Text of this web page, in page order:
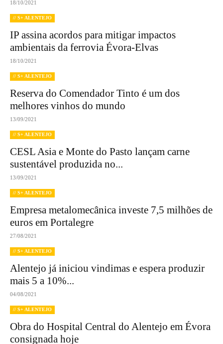
18/10/2021
// S+ ALENTEJO
IP assina acordos para mitigar impactos
ambientais da ferrovia Évora-Elvas
18/10/2021
// S+ ALENTEJO
Reserva do Comendador Tinto é um dos
melhores vinhos do mundo
13/09/2021
// S+ ALENTEJO
CESL Asia e Monte do Pasto lançam carne
sustentável produzida no...
13/09/2021
// S+ ALENTEJO
Empresa metalomecânica investe 7,5 milhões de
euros em Portalegre
27/08/2021
// S+ ALENTEJO
Alentejo já iniciou vindimas e espera produzir
mais 5 a 10%...
04/08/2021
// S+ ALENTEJO
Obra do Hospital Central do Alentejo em Évora
consignada hoje